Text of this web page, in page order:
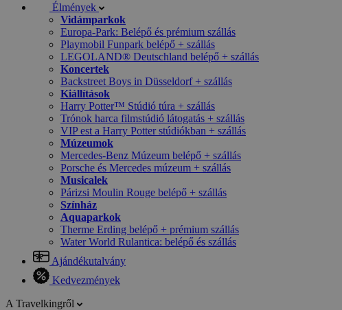
Élmények
Vidámparkok
Europa-Park: Belépő és prémium szállás
Playmobil Funpark belépő + szállás
LEGOLAND® Deutschland belépő + szállás
Koncertek
Backstreet Boys in Düsseldorf + szállás
Kiállítások
Harry Potter™ Stúdió túra + szállás
Trónok harca filmstúdió látogatás + szállás
VIP est a Harry Potter stúdiókban + szállás
Múzeumok
Mercedes-Benz Múzeum belépő + szállás
Porsche és Mercedes múzeum + szállás
Musicalek
Párizsi Moulin Rouge belépő + szállás
Színház
Aquaparkok
Therme Erding belépő + prémium szállás
Water World Rulantica: belépő és szállás
Ajándékutalvány
Kedvezmények
A Travelkingről